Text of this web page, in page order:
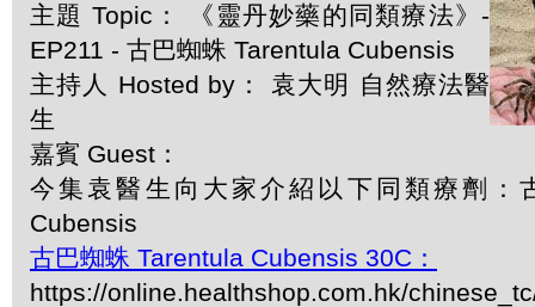
主題 Topic： 《靈丹妙藥的同類療法》-
EP211 - 古巴蜘蛛 Tarentula Cubensis
主持人 Hosted by： 袁大明 自然療法醫
生
嘉賓 Guest：
今集袁醫生向大家介紹以下同類療劑：
Cubensis
古巴蜘蛛 Tarentula Cubensis 30C：
https://online.healthshop.com.hk/